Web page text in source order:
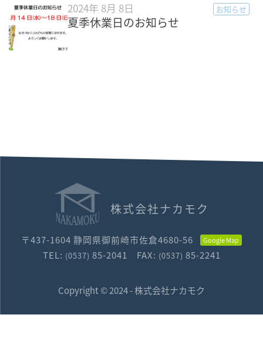
2024年 8月 8日 お知らせ
夏季休業日のお知らせ
株式会社ナカモク
〒437-1604 静岡県御前崎市佐倉4680-56
TEL: (0537) 85-2041 FAX: (0537) 85-2241
Copyright © 2024 -株式会社ナカモク